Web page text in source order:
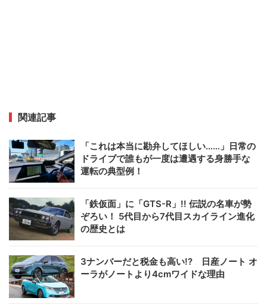
関連記事
「これは本当に勘弁してほしい……」日常の
ドライブで誰もが一度は遭遇する身勝手な
運転の典型例！
「鉄仮面」に「GTS-R」!! 伝説の名車が勢
ぞろい！ 5代目から7代目スカイライン進化
の歴史とは
3ナンバーだと税金も高い!? 日産ノート オ
ーラがノートより4cmワイドな理由